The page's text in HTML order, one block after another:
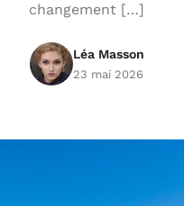
changement […]
Léa Masson
23 mai 2026